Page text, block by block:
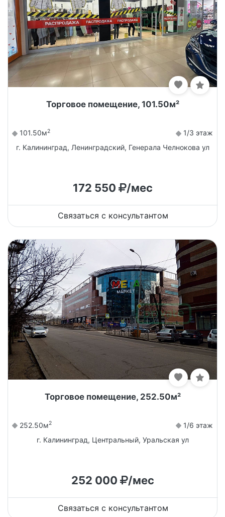
Торговое помещение, 101.50м²
101.50м2
1/3 этаж
г. Калининград, Ленинградский, Генерала Челнокова ул
172 550 /мес
Связаться с консультантом
Торговое помещение, 252.50м²
252.50м2
1/6 этаж
г. Калининград, Центральный, Уральская ул
252 000 /мес
Связаться с консультантом